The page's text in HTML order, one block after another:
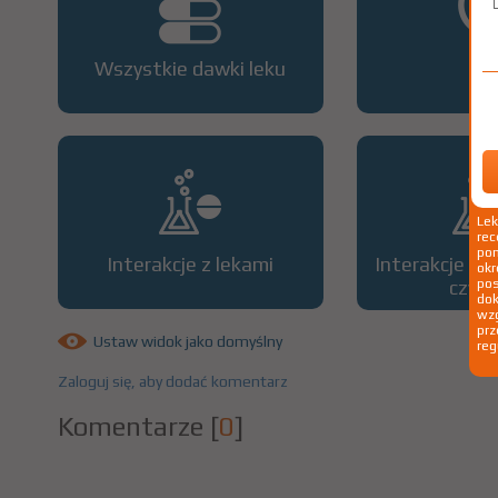
Wszystkie dawki leku
Interakcje z lekami
Interakcje z
Ustaw widok jako domyślny
Zaloguj się, aby dodać komentarz
Komentarze [0]